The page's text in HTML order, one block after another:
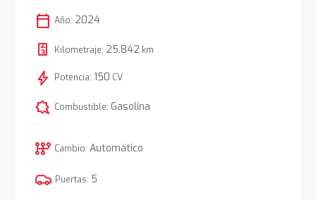
calendar_today Año: 2024
Kilometraje: 25.842 km
bolt Potencia: 150 CV
comic_bubble Combustible: Gasolina
auto_transmission Cambio: Automático
Puertas: 5